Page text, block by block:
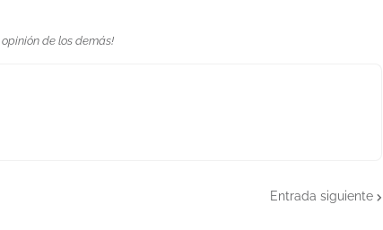
de los demás!
Entrada siguiente